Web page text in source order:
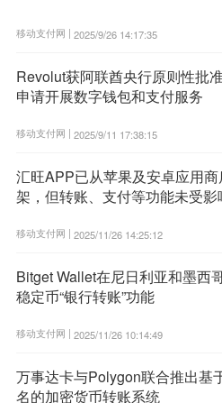
移动支付网 | 2025/9/26 14:17:35
Revolut获阿联酋央行原则性批
申请开展数字钱包和支付服务
移动支付网 | 2025/9/11 17:38:15
汇旺APP已从苹果及安卓应用
架，但转账、支付等功能未受影
移动支付网 | 2025/11/26 14:25:12
Bitget Wallet在尼日利亚和墨西
稳定币“银行转账”功能
移动支付网 | 2025/11/26 10:14:49
万事达卡与Polygon联合推出基
名的加密货币转账系统